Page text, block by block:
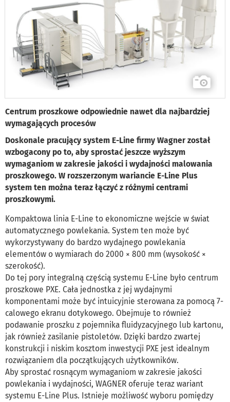
Centrum proszkowe odpowiednie nawet dla najbardziej
wymagających procesów
Doskonale pracujący system E-Line firmy Wagner został
wzbogacony po to, aby sprostać jeszcze wyższym
wymaganiom w zakresie jakości i wydajności malowania
proszkowego. W rozszerzonym wariancie E-Line Plus
system ten można teraz łączyć z różnymi centrami
proszkowymi.
Kompaktowa linia E-Line to ekonomiczne wejście w świat
automatycznego powlekania. System ten może być
wykorzystywany do bardzo wydajnego powlekania
elementów o wymiarach do 2000 × 800 mm (wysokość ×
szerokość).
Do tej pory integralną częścią systemu E-Line było centrum
proszkowe PXE. Cała jednostka z jej wydajnymi
komponentami może być intuicyjnie sterowana za pomocą 7-
calowego ekranu dotykowego. Obejmuje to również
podawanie proszku z pojemnika fluidyzacyjnego lub kartonu,
jak również zasilanie pistoletów. Dzięki bardzo zwartej
konstrukcji i niskim kosztom inwestycji PXE jest idealnym
rozwiązaniem dla początkujących użytkowników.
Aby sprostać rosnącym wymaganiom w zakresie jakości
powlekania i wydajności, WAGNER oferuje teraz wariant
systemu E-Line Plus. Istnieje możliwość wyboru pomiędzy